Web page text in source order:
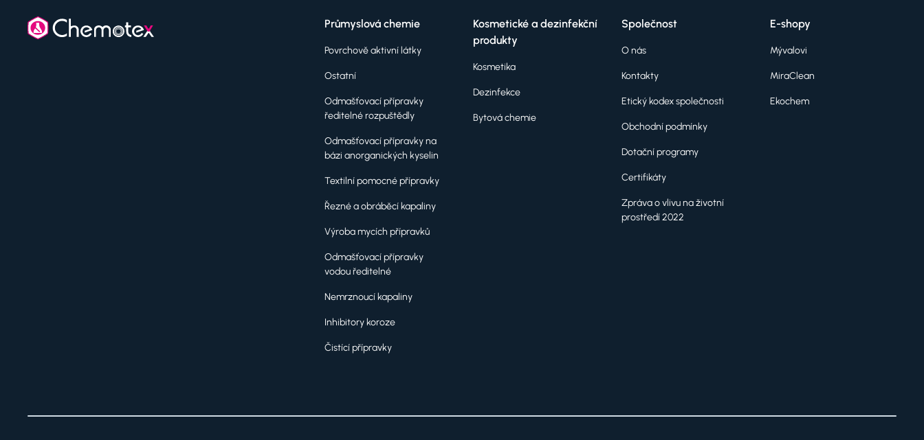
Průmyslová chemie
Povrchově aktivní látky
Ostatní
Odmašťovací přípravky
ředitelné rozpuštědly
Odmašťovací přípravky na
bázi anorganických kyselin
Textilní pomocné přípravky
Řezné a obráběcí kapaliny
Výroba mycích přípravků
Odmašťovací přípravky
vodou ředitelné
Nemrznoucí kapaliny
Inhibitory koroze
Čistící přípravky
Kosmetické a dezinfekční
produkty
Kosmetika
Dezinfekce
Bytová chemie
Společnost
O nás
Kontakty
Etický kodex společnosti
Obchodní podmínky
Dotační programy
Certifikáty
Zpráva o vlivu na životní
prostředí 2022
E-shopy
Mývalovi
MiraClean
Ekochem